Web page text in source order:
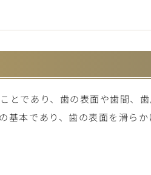
とであり、歯の表面や歯間、
基本であり、歯の表面を滑ら